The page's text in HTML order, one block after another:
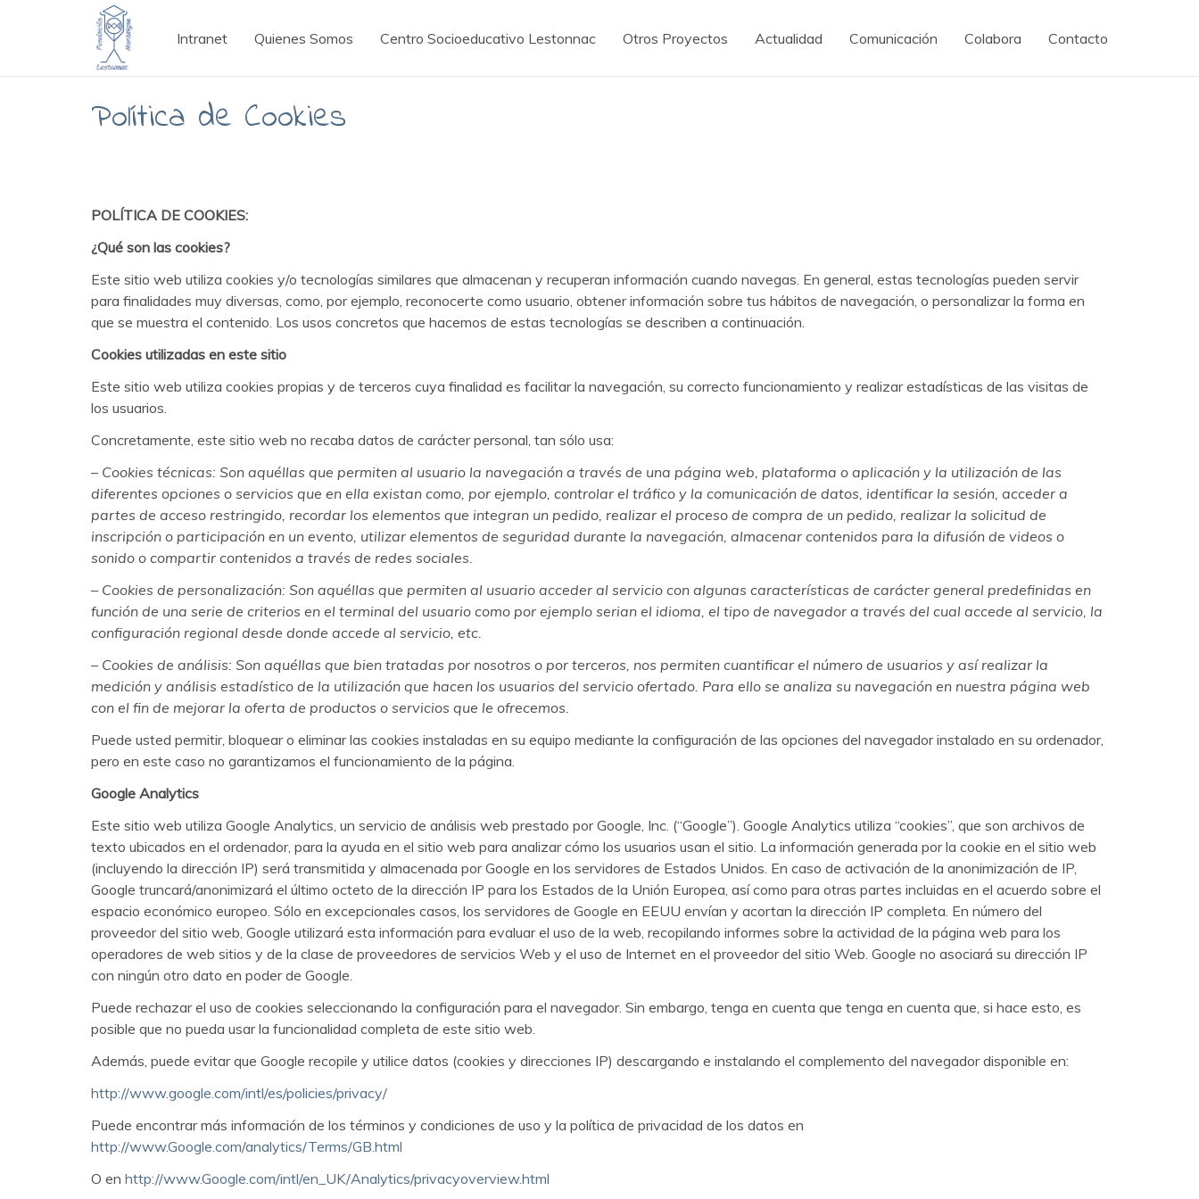
Intranet Quienes Somos Centro Socioeducativo Lestonnac Otros Proyectos Actualidad Comunicación Colabora Contacto
Política de Cookies
POLÍTICA DE COOKIES:
¿Qué son las cookies?
Este sitio web utiliza cookies y/o tecnologías similares que almacenan y recuperan información cuando navegas. En general, estas tecnologías pueden servir
para finalidades muy diversas, como, por ejemplo, reconocerte como usuario, obtener información sobre tus hábitos de navegación, o personalizar la forma en
que se muestra el contenido. Los usos concretos que hacemos de estas tecnologías se describen a continuación.
Cookies utilizadas en este sitio
Este sitio web utiliza cookies propias y de terceros cuya finalidad es facilitar la navegación, su correcto funcionamiento y realizar estadísticas de las visitas de
los usuarios.
Concretamente, este sitio web no recaba datos de carácter personal, tan sólo usa:
– Cookies técnicas: Son aquéllas que permiten al usuario la navegación a través de una página web, plataforma o aplicación y la utilización de las
diferentes opciones o servicios que en ella existan como, por ejemplo, controlar el tráfico y la comunicación de datos, identificar la sesión, acceder a
partes de acceso restringido, recordar los elementos que integran un pedido, realizar el proceso de compra de un pedido, realizar la solicitud de
inscripción o participación en un evento, utilizar elementos de seguridad durante la navegación, almacenar contenidos para la difusión de videos o
sonido o compartir contenidos a través de redes sociales.
– Cookies de personalización: Son aquéllas que permiten al usuario acceder al servicio con algunas características de carácter general predefinidas en
función de una serie de criterios en el terminal del usuario como por ejemplo serian el idioma, el tipo de navegador a través del cual accede al servicio, la
configuración regional desde donde accede al servicio, etc.
– Cookies de análisis: Son aquéllas que bien tratadas por nosotros o por terceros, nos permiten cuantificar el número de usuarios y así realizar la
medición y análisis estadístico de la utilización que hacen los usuarios del servicio ofertado. Para ello se analiza su navegación en nuestra página web
con el fin de mejorar la oferta de productos o servicios que le ofrecemos.
Puede usted permitir, bloquear o eliminar las cookies instaladas en su equipo mediante la configuración de las opciones del navegador instalado en su ordenador,
pero en este caso no garantizamos el funcionamiento de la página.
Google Analytics
Este sitio web utiliza Google Analytics, un servicio de análisis web prestado por Google, Inc. (“Google”). Google Analytics utiliza “cookies”, que son archivos de
texto ubicados en el ordenador, para la ayuda en el sitio web para analizar cómo los usuarios usan el sitio. La información generada por la cookie en el sitio web
(incluyendo la dirección IP) será transmitida y almacenada por Google en los servidores de Estados Unidos. En caso de activación de la anonimización de IP,
Google truncará/anonimizará el último octeto de la dirección IP para los Estados de la Unión Europea, así como para otras partes incluidas en el acuerdo sobre el
espacio económico europeo. Sólo en excepcionales casos, los servidores de Google en EEUU envían y acortan la dirección IP completa. En número del
proveedor del sitio web, Google utilizará esta información para evaluar el uso de la web, recopilando informes sobre la actividad de la página web para los
operadores de web sitios y de la clase de proveedores de servicios Web y el uso de Internet en el proveedor del sitio Web. Google no asociará su dirección IP
con ningún otro dato en poder de Google.
Puede rechazar el uso de cookies seleccionando la configuración para el navegador. Sin embargo, tenga en cuenta que tenga en cuenta que, si hace esto, es
posible que no pueda usar la funcionalidad completa de este sitio web.
Además, puede evitar que Google recopile y utilice datos (cookies y direcciones IP) descargando e instalando el complemento del navegador disponible en:
http://www.google.com/intl/es/policies/privacy/
Puede encontrar más información de los términos y condiciones de uso y la política de privacidad de los datos en
http://www.Google.com/analytics/Terms/GB.html
O en http://www.Google.com/intl/en_UK/Analytics/privacyoverview.html